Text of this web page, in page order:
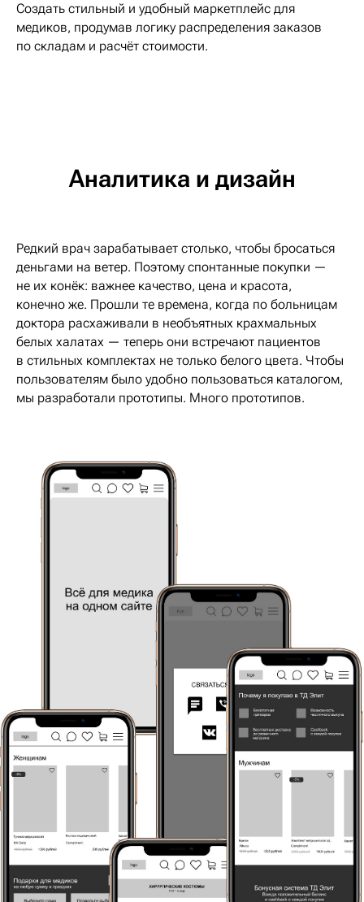
Создать стильный и удобный маркетплейс для
медиков, продумав логику распределения заказов
по складам и расчёт стоимости.
Аналитика и дизайн
Редкий врач зарабатывает столько, чтобы бросаться
деньгами на ветер. Поэтому спонтанные покупки —
не их конёк: важнее качество, цена и красота,
конечно же. Прошли те времена, когда по больницам
доктора расхаживали в необъятных крахмальных
белых халатах — теперь они встречают пациентов
в стильных комплектах не только белого цвета. Чтобы
пользователям было удобно пользоваться каталогом,
мы разработали прототипы. Много прототипов.